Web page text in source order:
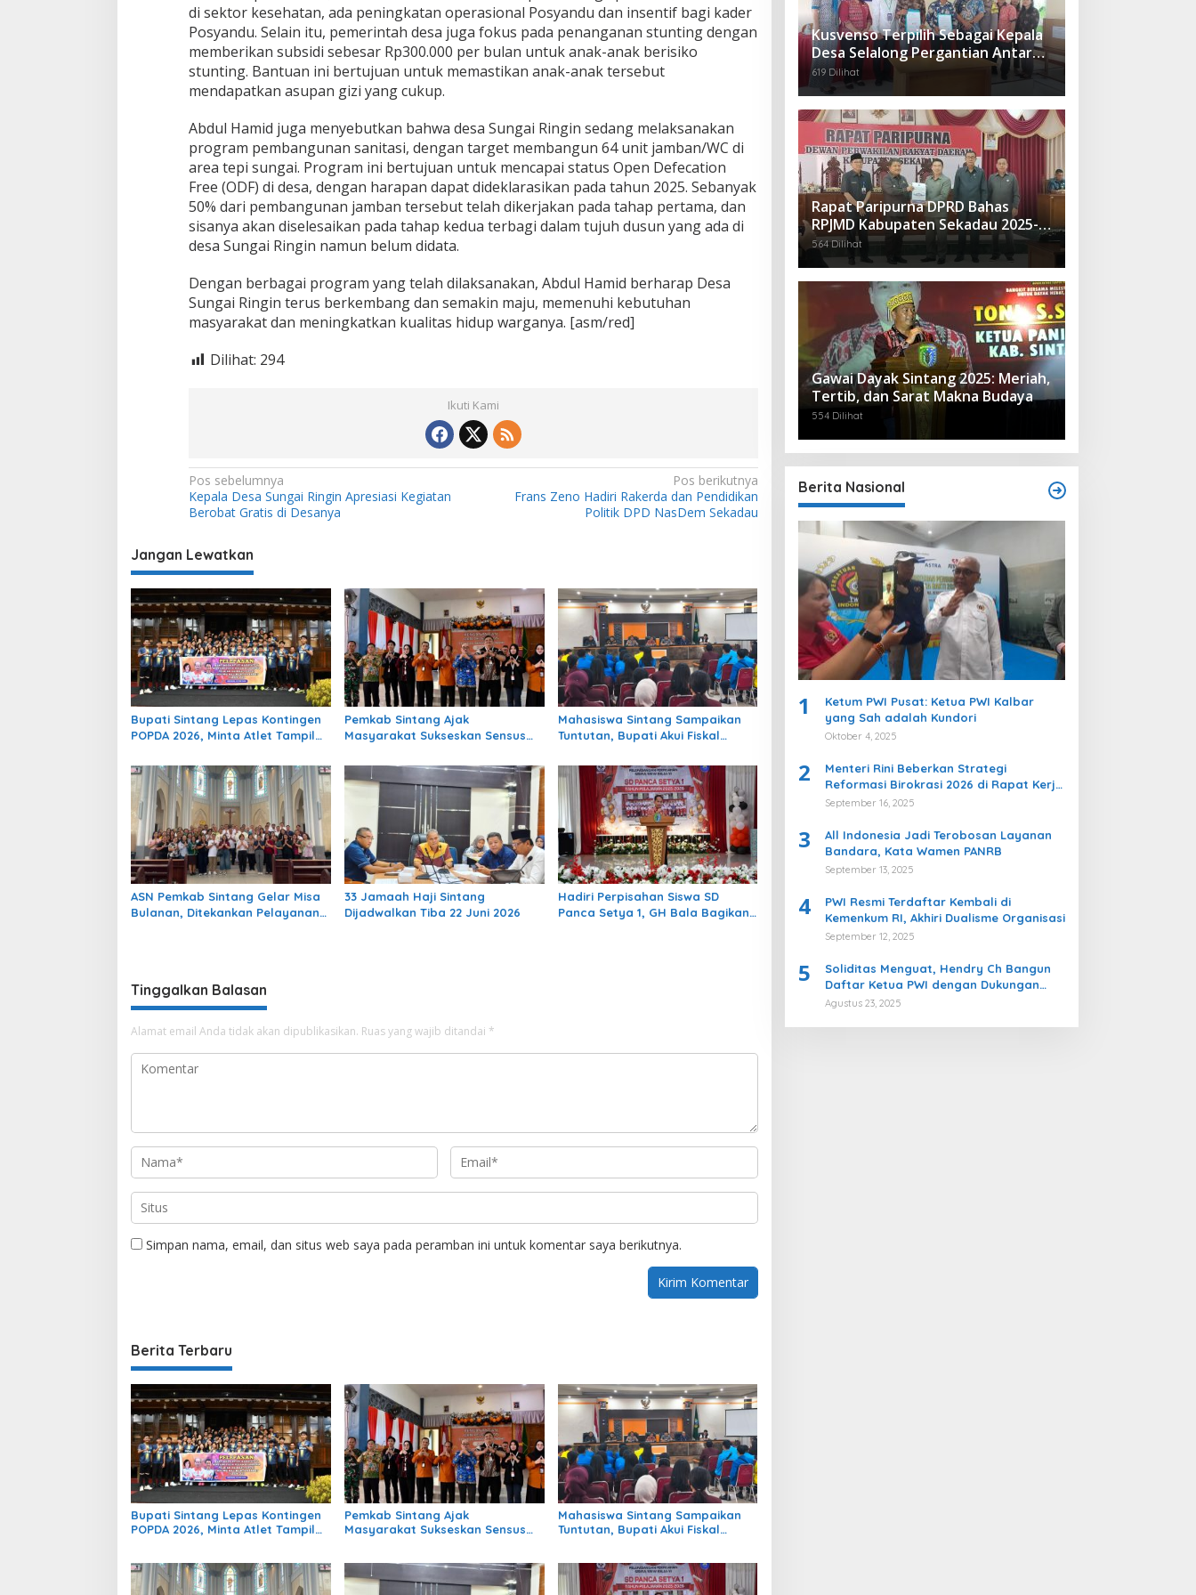
2
4
di sektor kesehatan, ada peningkatan operasional Posyandu dan insentif bagi kader
Posyandu. Selain itu, pemerintah desa juga fokus pada penanganan stunting dengan
memberikan subsidi sebesar Rp300.000 per bulan untuk anak-anak berisiko
stunting. Bantuan ini bertujuan untuk memastikan anak-anak tersebut
mendapatkan asupan gizi yang cukup.
Abdul Hamid juga menyebutkan bahwa desa Sungai Ringin sedang melaksanakan
program pembangunan sanitasi, dengan target membangun 64 unit jamban/WC di
area tepi sungai. Program ini bertujuan untuk mencapai status Open Defecation
Free (ODF) di desa, dengan harapan dapat dideklarasikan pada tahun 2025. Sebanyak
50% dari pembangunan jamban tersebut telah dikerjakan pada tahap pertama, dan
sisanya akan diselesaikan pada tahap kedua terbagi dalam tujuh dusun yang ada di
desa Sungai Ringin namun belum didata.
Dengan berbagai program yang telah dilaksanakan, Abdul Hamid berharap Desa
Sungai Ringin terus berkembang dan semakin maju, memenuhi kebutuhan
masyarakat dan meningkatkan kualitas hidup warganya. [asm/red]
Dilihat: 294
Ikuti Kami
N
a
i
g
a
s
i
p
o
s
Pos sebelumnya
Kepala Desa Sungai Ringin Apresiasi Kegiatan
Berobat Gratis di Desanya
Pos berikutnya
Frans Zeno Hadiri Rakerda dan Pendidikan
Politik DPD NasDem Sekadau
Jangan Lewatkan
Bupati Sintang Lepas Kontingen
POPDA 2026, Minta Atlet Tampil
Pemkab Sintang Ajak
Masyarakat Sukseskan Sensus
Mahasiswa Sintang Sampaikan
Tuntutan, Bupati Akui Fiskal
ASN Pemkab Sintang Gelar Misa
Bulanan, Ditekankan Pelayanan
33 Jamaah Haji Sintang
Dijadwalkan Tiba 22 Juni 2026
Hadiri Perpisahan Siswa SD
Panca Setya 1, GH Bala Bagikan
Tinggalkan Balasan
Alamat email Anda tidak akan dipublikasikan. Ruas yang wajib ditandai *
Simpan nama, email, dan situs web saya pada peramban ini untuk komentar saya berikutnya.
Berita Terbaru
Bupati Sintang Lepas Kontingen
POPDA 2026, Minta Atlet Tampil
Pemkab Sintang Ajak
Masyarakat Sukseskan Sensus
Mahasiswa Sintang Sampaikan
Tuntutan, Bupati Akui Fiskal
Kusvenso Terpilih Sebagai Kepala
Desa Selalong Pergantian Antar
Waktu
619 Dilihat
Rapat Paripurna DPRD Bahas
RPJMD Kabupaten Sekadau 2025-
2029
564 Dilihat
Gawai Dayak Sintang 2025: Meriah,
Tertib, dan Sarat Makna Budaya
554 Dilihat
Berita Nasional
1
Ketum PWI Pusat: Ketua PWI Kalbar
yang Sah adalah Kundori
Oktober 4, 2025
2
Menteri Rini Beberkan Strategi
Reformasi Birokrasi 2026 di Rapat Kerja
Komisi II DPR
September 16, 2025
3
All Indonesia Jadi Terobosan Layanan
Bandara, Kata Wamen PANRB
September 13, 2025
4
PWI Resmi Terdaftar Kembali di
Kemenkum RI, Akhiri Dualisme Organisasi
September 12, 2025
5
Soliditas Menguat, Hendry Ch Bangun
Daftar Ketua PWI dengan Dukungan
Kuat ke Kongres Persatuan PWI
Agustus 23, 2025